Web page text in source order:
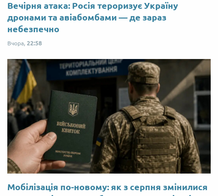
Вечірня атака: Росія тероризує Україну
дронами та авіабомбами — де зараз
небезпечно
Вчора, 22:58
Мобілізація по-новому: як з серпня змінилися